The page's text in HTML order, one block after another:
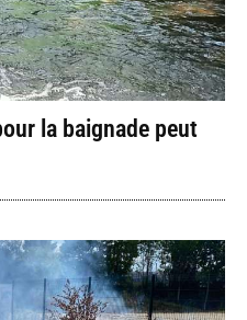
la baignade peut